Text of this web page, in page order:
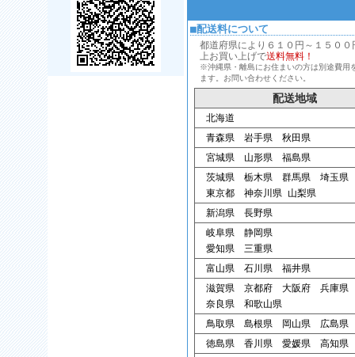
■配送料について
都道府県により６１０円～１５０
上お買い上げで送料無料！
※沖縄県・離島にお住まいの方は別途費用
ます。お問い合わせください。
配送地域
北海道
青森県 岩手県 秋田県
宮城県 山形県 福島県
茨城県 栃木県 群馬県 埼玉県
東京都 神奈川県 山梨県
新潟県 長野県
岐阜県 静岡県
愛知県 三重県
富山県 石川県 福井県
滋賀県 京都府 大阪府 兵庫県
奈良県 和歌山県
鳥取県 島根県 岡山県 広島県
徳島県 香川県 愛媛県 高知県